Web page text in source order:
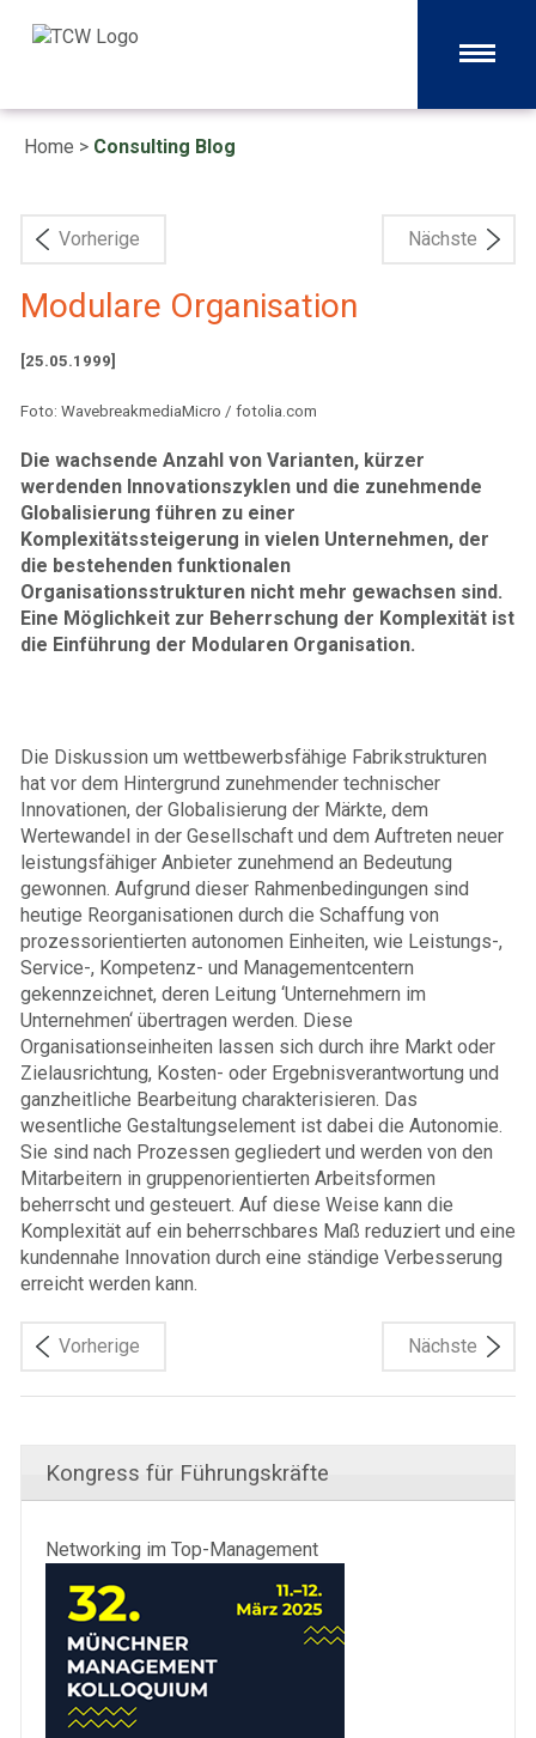
Home > Consulting Blog
Vorherige Nächste
Modulare Organisation
[25.05.1999]
Foto: WavebreakmediaMicro / fotolia.com
Die wachsende Anzahl von Varianten, kürzer
werdenden Innovationszyklen und die zunehmende
Globalisierung führen zu einer
Komplexitätssteigerung in vielen Unternehmen, der
die bestehenden funktionalen
Organisationsstrukturen nicht mehr gewachsen sind.
Eine Möglichkeit zur Beherrschung der Komplexität ist
die Einführung der Modularen Organisation.
Die Diskussion um wettbewerbsfähige Fabrikstrukturen
hat vor dem Hintergrund zunehmender technischer
Innovationen, der Globalisierung der Märkte, dem
Wertewandel in der Gesellschaft und dem Auftreten neuer
leistungsfähiger Anbieter zunehmend an Bedeutung
gewonnen. Aufgrund dieser Rahmenbedingungen sind
heutige Reorganisationen durch die Schaffung von
prozessorientierten autonomen Einheiten, wie Leistungs-,
Service-, Kompetenz- und Managementcentern
gekennzeichnet, deren Leitung ‘Unternehmern im
Unternehmen‘ übertragen werden. Diese
Organisationseinheiten lassen sich durch ihre Markt oder
Zielausrichtung, Kosten- oder Ergebnisverantwortung und
ganzheitliche Bearbeitung charakterisieren. Das
wesentliche Gestaltungselement ist dabei die Autonomie.
Sie sind nach Prozessen gegliedert und werden von den
Mitarbeitern in gruppenorientierten Arbeitsformen
beherrscht und gesteuert. Auf diese Weise kann die
Komplexität auf ein beherrschbares Maß reduziert und eine
kundennahe Innovation durch eine ständige Verbesserung
erreicht werden kann.
Vorherige Nächste
Kongress für Führungskräfte
Networking im Top-Management